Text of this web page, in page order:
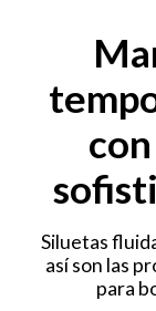
Siluetas
así son las
para